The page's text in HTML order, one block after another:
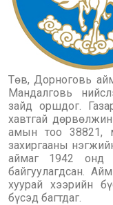
Төв, Дорноговь
Мандалговь
зайд оршдог.
хавтгай
амын тоо 38821,
захиргааны
аймаг 1942 онд
байгуулагдсан.
хуурай хээрийн
бүсэд багтдаг.